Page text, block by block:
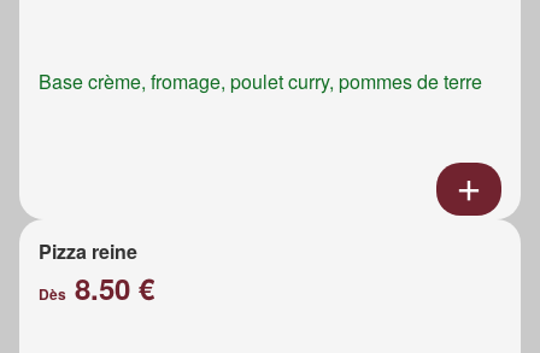
Base crème, fromage, poulet curry, pommes de terre
Pizza reine
Dès 8.50 €